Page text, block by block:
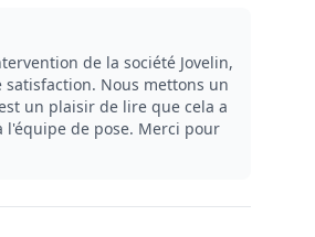
de la société Jovelin,
Nous mettons un
un plaisir de lire que cela a
l'équipe de pose. Merci pour